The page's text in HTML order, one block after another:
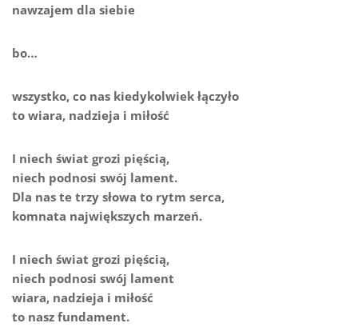
nawzajem dla siebie
bo…
wszystko, co nas kiedykolwiek łączyło
to wiara, nadzieja i miłość
I niech świat grozi pięścią,
niech podnosi swój lament.
Dla nas te trzy słowa to rytm serca,
komnata największych marzeń.
I niech świat grozi pięścią,
niech podnosi swój lament
wiara, nadzieja i miłość
to nasz fundament.